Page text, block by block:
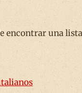
encontrar una